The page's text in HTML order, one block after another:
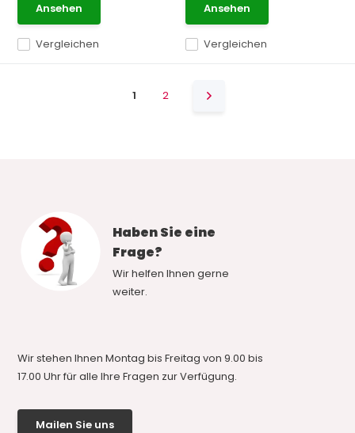
Vergleichen
Ansehen
Vergleichen
Ansehen
1 2
Haben Sie eine
Frage?
Wir helfen Ihnen gerne
weiter.
Wir stehen Ihnen Montag bis Freitag von 9.00 bis
17.00 Uhr für alle Ihre Fragen zur Verfügung.
Mailen Sie uns